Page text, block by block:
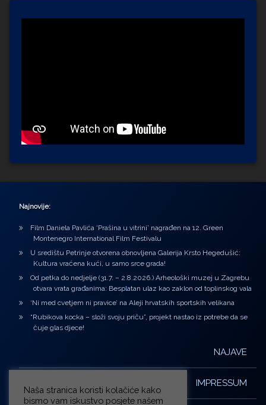
Najnovije:
Film Daniela Pavlića ‘Prašina u vitrini’ nagrađen na 12. Green
Montenegro International Film Festivalu
U središtu Petrinje otvorena obnovljena Galerija Krsto Hegedušić:
Kultura vraćena kući, u samo srce grada!
Od petka do nedjelje (31.7. – 2.8.2026.) Arheološki muzej u Zagrebu
otvara vrata građanima: Besplatan ulaz kao zaklon od toplinskog vala
‘Ni med cvetjem ni pravice’ na Aleji hrvatskih sportskih velikana
“Rubikova kocka – složi svoju priču”, projekt nastao iz potrebe da se
čuje glas djece!
NAJAVE
IMPRESSUM
Naša stranica koristi kolačiće kako
bismo vam iskustvo posjete našem